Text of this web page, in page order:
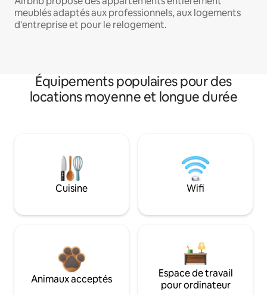
meublés adaptés aux professionnels, aux logements
d'entreprise et pour le relogement.
Équipements populaires pour des
locations moyenne et longue durée
Cuisine Wifi
Animaux acceptés
Espace de travail
pour ordinateur